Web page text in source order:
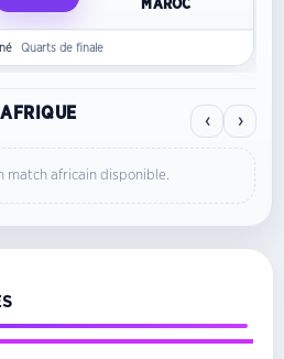
MAROC
Quarts de finale
‹ ›
match africain disponible.